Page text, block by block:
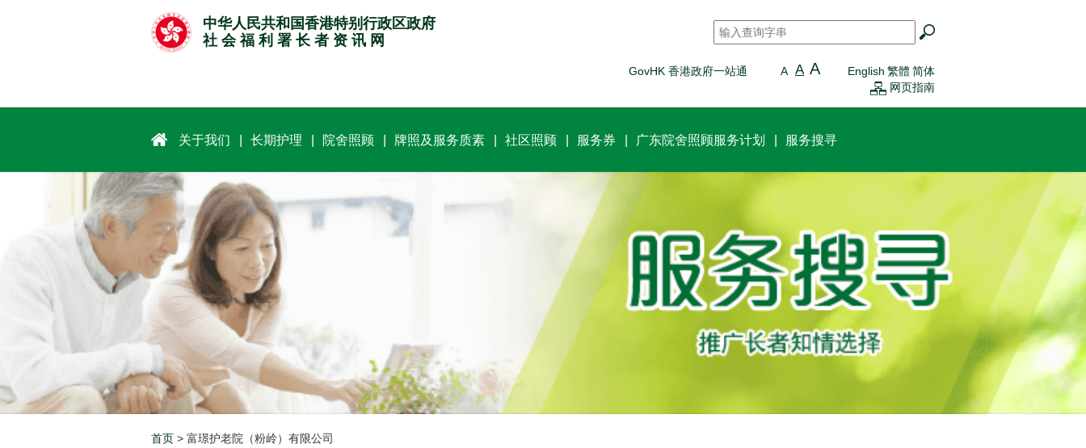
中华人民共和国香港特别行政区政府
社 会 福 利 署 长 者 资 讯 网
搜寻 *
GovHK 香港政府一站通 A A A English 繁體 简体
网页指南
关于我们 长期护理 院舍照顾 牌照及服务质素 社区照顾 服务券 广东院舍照顾服务计划 服务搜寻
首页 > 富璟护老院（粉岭）有限公司